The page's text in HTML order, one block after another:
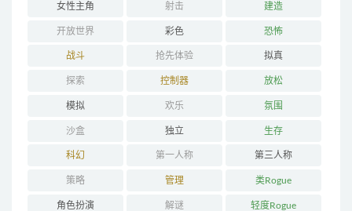
女性主角 射击 建造
开放世界 彩色 恐怖
战斗 抢先体验 拟真
探索 控制器 放松
模拟 欢乐 氛围
沙盒 独立 生存
科幻 第一人称 第三人称
策略 管理 类Rogue
角色扮演 解谜 轻度Rogue